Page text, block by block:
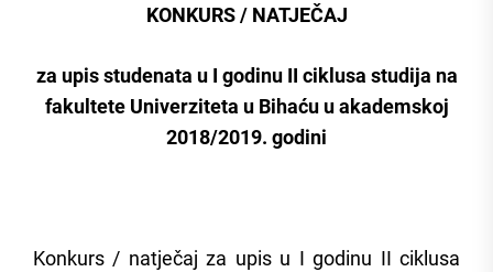
KONKURS / NATJEČAJ
za upis studenata u I godinu II ciklusa studija na
fakultete Univerziteta u Bihaću u akademskoj
2018/2019. godini
Konkurs / natječaj za upis u I godinu II ciklusa